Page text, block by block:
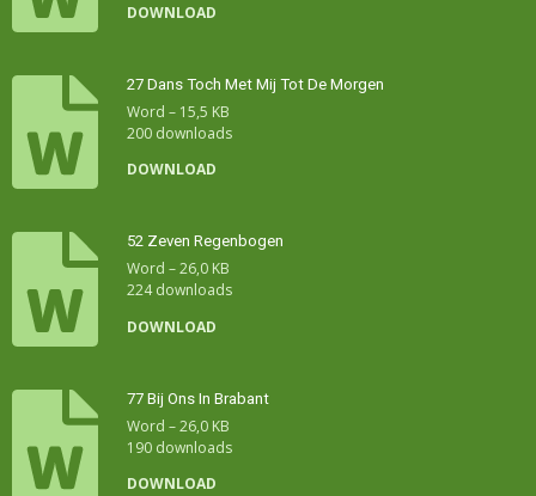
DOWNLOAD
27 Dans Toch Met Mij Tot De Morgen
Word – 15,5 KB
200 downloads
DOWNLOAD
52 Zeven Regenbogen
Word – 26,0 KB
224 downloads
DOWNLOAD
77 Bij Ons In Brabant
Word – 26,0 KB
190 downloads
DOWNLOAD